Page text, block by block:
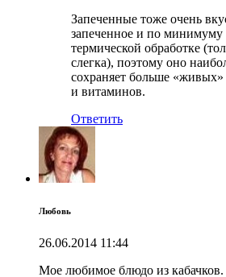
Запеченные тоже очень
запеченное и по минимуму
термической обработке
слегка), поэтому оно
сохраняет больше
и витаминов.
Ответить
Любовь
26.06.2014 11:44
Мое любимое блюдо из